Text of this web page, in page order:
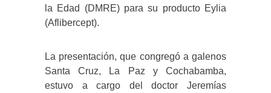
la Edad (DMRE) para su producto Eylia
(Aflibercept).
La presentación, que congregó a galenos
Santa Cruz, La Paz y Cochabamba,
estuvo a cargo del doctor Jeremías